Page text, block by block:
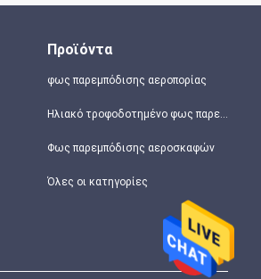
Προϊόντα
φως παρεμπόδισης αεροπορίας
Ηλιακό τροφοδοτημένο φως παρεμπόδισης
Φως παρεμπόδισης αεροσκαφών
Όλες οι κατηγορίες